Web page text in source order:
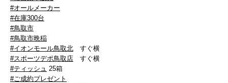
#オールメーカー
#在庫300台
#鳥取市
#鳥取市晩稲
#イオンモール鳥取北 すぐ横
#スポーツデポ鳥取店 すぐ横
#ティッシュ 25箱
#ご成約プレゼント